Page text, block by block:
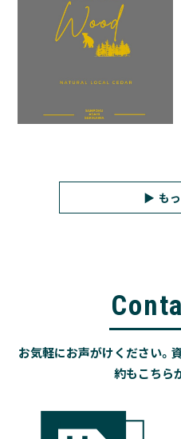
も
お気軽にお声がけください。
約もこちら